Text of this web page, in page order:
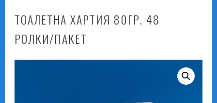
ТОАЛЕТНА ХАРТИЯ 80ГР. 48
РОЛКИ/ПАКЕТ